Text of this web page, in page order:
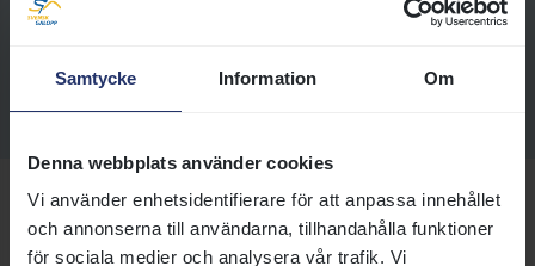
Samtycke Information Om
Denna webbplats använder cookies
Vi använder enhetsidentifierare för att anpassa innehållet
och annonserna till användarna, tillhandahålla funktioner
för sociala medier och analysera vår trafik. Vi
Göteborg nästan varje vecka.
Fler sidor om ponnygalopp